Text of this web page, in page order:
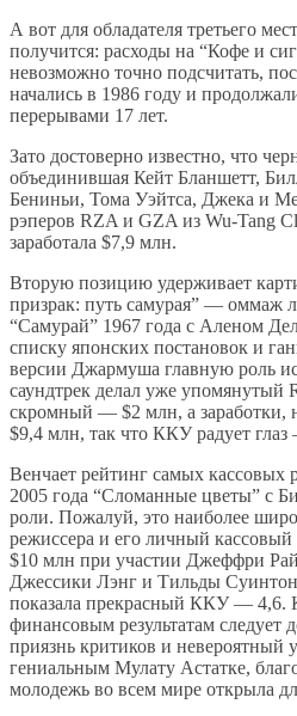
А вот для обладателя третьего
получится: расходы на “Кофе и
невозможно точно подсчитать,
начались в 1986 году и
перерывами 17 лет.
Зато достоверно известно, что
объединившая Кейт Бланшетт,
Бениньи, Тома Уэйтса, Джека и
рэперов RZA и GZA из Wu-Tang
заработала $7,9 млн.
Вторую позицию удерживает
призрак: путь самурая” — оммаж
“Самурай” 1967 года с Аленом
списку японских постановок и
версии Джармуша главную роль
саундтрек делал уже упомянутый
скромный — $2 млн, а
$9,4 млн, так что ККУ радует глаз
Венчает рейтинг самых
2005 года “Сломанные цветы” с
роли. Пожалуй, это наиболее
режиссера и его личный кассовый
$10 млн при участии Джеффри
Джессики Лэнг и Тильды
показала прекрасный ККУ — 4,6.
финансовым результатам следует
приязнь критиков и невероятный
гениальным Мулату Астатке,
молодежь во всем мире открыла